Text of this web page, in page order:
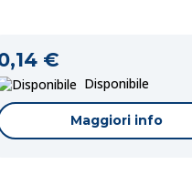
€
Disponibile
Maggiori info